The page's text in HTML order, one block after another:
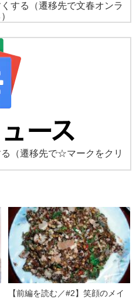
する
（遷移先で文春オンラ
（遷移先で☆マークをクリ
【前編を読む／#2】笑顔のメイ